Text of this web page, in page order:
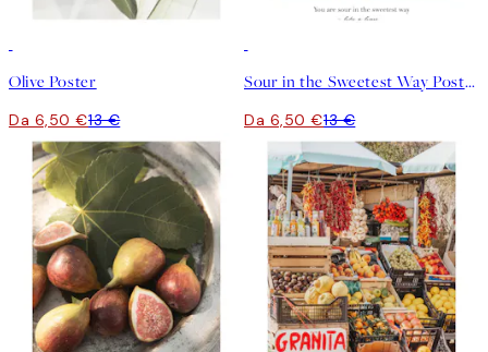
Olive Poster
Da 6,50 €13 €
Sour in the Sweetest Way Poster
Da 6,50 €13 €